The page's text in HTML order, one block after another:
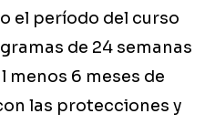
el período del curso
de 24 semanas
menos 6 meses de
las protecciones y